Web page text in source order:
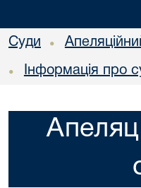
Суди •
• Інформація про